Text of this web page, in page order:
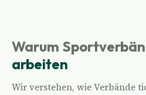
Warum
arbeiten
Wir verstehen, wie Verbände